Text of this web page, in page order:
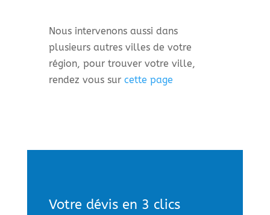
Nous intervenons aussi dans
plusieurs autres villes de votre
région, pour trouver votre ville,
rendez vous sur cette page
Votre dévis en 3 clics